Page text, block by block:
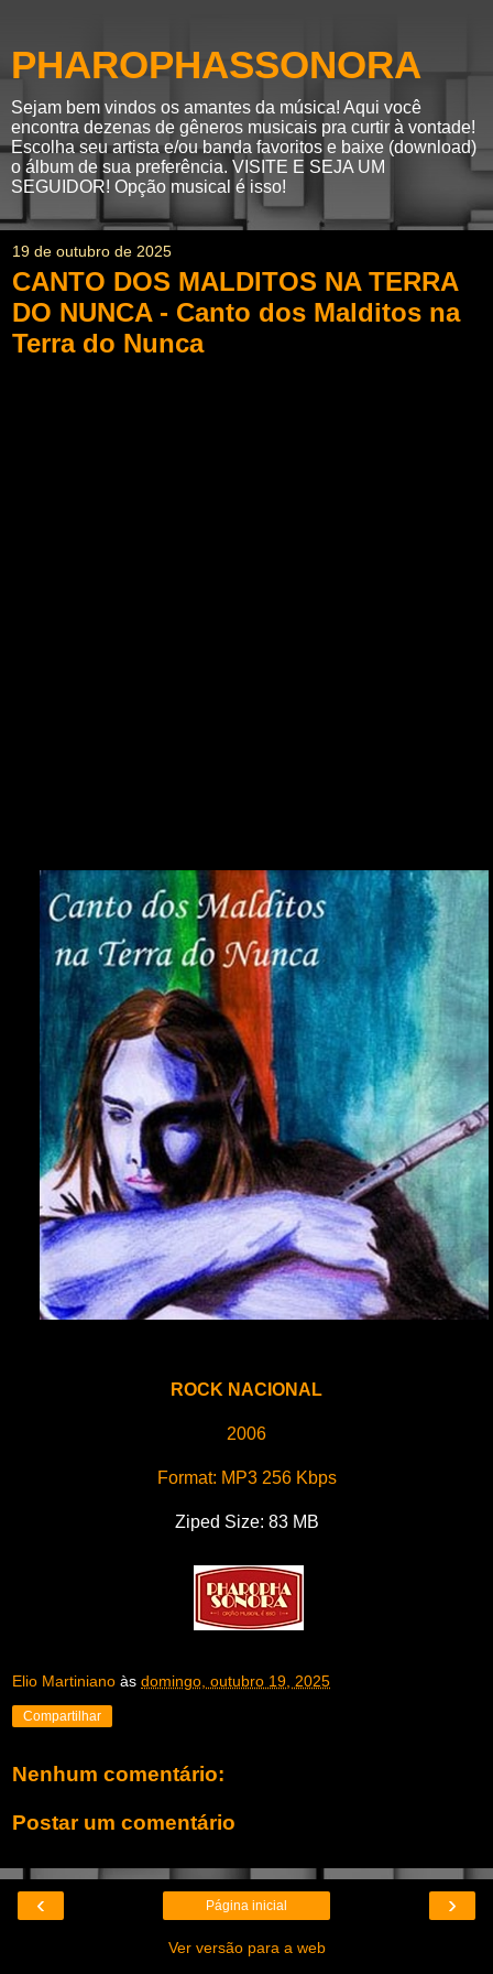
PHAROPHASSONORA
Sejam bem vindos os amantes da música! Aqui você
encontra dezenas de gêneros musicais pra curtir à vontade!
Escolha seu artista e/ou banda favoritos e baixe (download)
o álbum de sua preferência. VISITE E SEJA UM
SEGUIDOR! Opção musical é isso!
19 de outubro de 2025
CANTO DOS MALDITOS NA TERRA
DO NUNCA - Canto dos Malditos na
Terra do Nunca
ROCK NACIONAL
2006
Format: MP3 256 Kbps
Ziped Size: 83 MB
Elio Martiniano às domingo, outubro 19, 2025
Compartilhar
Nenhum comentário:
Postar um comentário
‹ ›
Página inicial
Ver versão para a web